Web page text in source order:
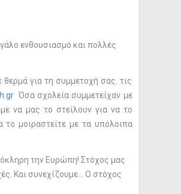
ενθουσιασμό και πολλές
για τη συμμετοχή σας. τις
Όσα σχολεία συμμετείχαν με
να μας το στείλουν για να το
μοιραστείτε με τα υπόλοιπα
την Ευρώπη! Στόχος μας
Και συνεχίζουμε... Ο στόχος